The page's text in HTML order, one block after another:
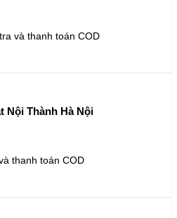
và thanh toán COD
Nội Thành Hà Nội
thanh toán COD